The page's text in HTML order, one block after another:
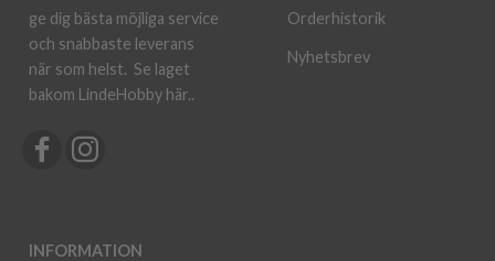
ge dig bästa möjliga service
och snabbaste leverans
när som helst. Se laget
bakom LindeHobby här..
INFORMATION
Orderhistorik
Nyhetsbrev